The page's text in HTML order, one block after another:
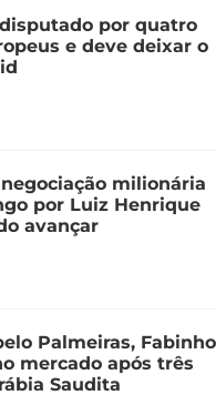
por quatro
e deve deixar o
milionária
por Luiz Henrique
avançar
Palmeiras, Fabinho
mercado após três
Saudita